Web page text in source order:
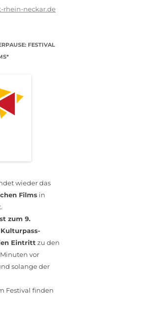
rhein-neckar.de
FESTIVAL
wieder das
Films in
zum 9.
Kulturpass-
Eintritt zu den
vor
solange der
Festival finden